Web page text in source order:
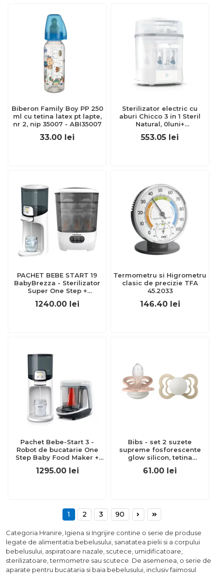
Biberon Family Boy PP 250
ml cu tetina latex pt lapte,
nr 2, nip 35007 - ABI35007
33.00 lei
Sterilizator electric cu
aburi Chicco 3 in 1 Steril
Natural, 0luni+
553.05 lei
PACHET BEBE START 19
BabyBrezza - Sterilizator
Super One Step +
1240.00 lei
Termometru si Higrometru
clasic de precizie TFA
45.2033
146.40 lei
Pachet Bebe-Start 3 -
Robot de bucatarie One
Step Baby Food Maker +
1295.00 lei
Bibs - set 2 suzete
supreme fosforescente
glow silicon, tetina
blush/vanilla bbb260357
61.00 lei
1 2 3 90
Categoria Hranire, Igiena si Ingrijire contine o serie de produse
legate de alimentatia bebelusului, sanatatea pielii si a corpului
bebelusului, aspiratoare nazale, scutece, umidificatoare,
sterilizatoare, termometre sau scutece. De asemenea, o serie de
aparate pentru bucataria si baia bebelusului, inclusiv faimosul